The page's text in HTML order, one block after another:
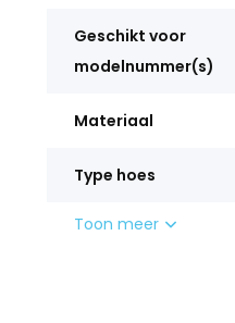
Geschikt voor
modelnummer(s)
Materiaal
Type hoes
Toon meer